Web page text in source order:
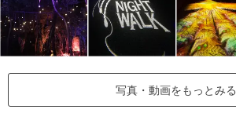
写真・動画をもっとみる